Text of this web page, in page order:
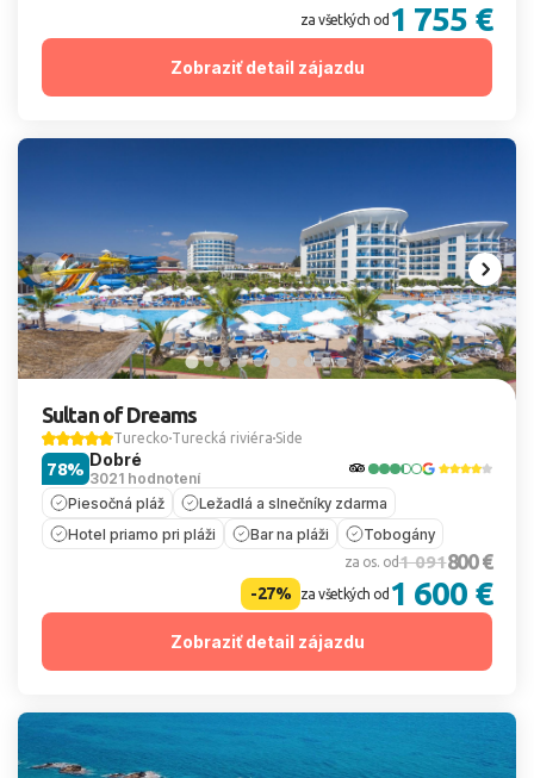
za všetkých od 1 755 €
Zobraziť detail zájazdu
Sultan of Dreams
Turecko Turecká riviéra Side
Dobré
3021 hodnotení
78%
Piesočná pláž
Ležadlá a slnečníky zdarma
Hotel priamo pri pláži
Bar na pláži Tobogány
za os. od1 091800 €
-27% za všetkých od 1 600 €
Zobraziť detail zájazdu